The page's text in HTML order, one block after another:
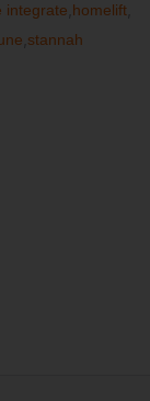
integrate homelift,
stannah